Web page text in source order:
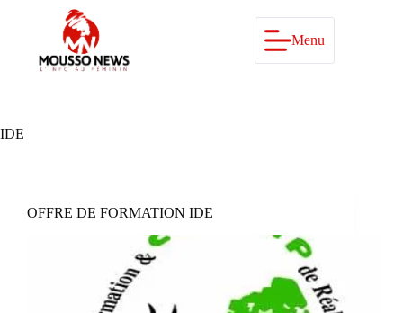
Menu
IDE
OFFRE DE FORMATION IDE